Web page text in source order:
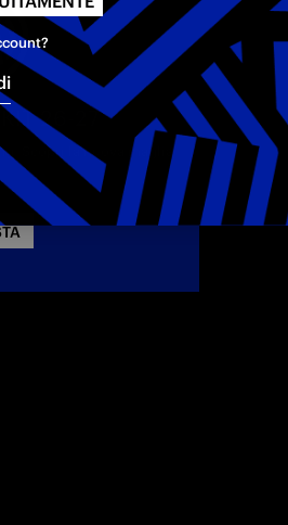
KIT 26-27
Scopri la nuova maglia